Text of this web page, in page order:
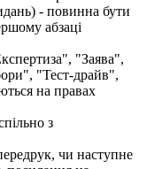
- повинна бути
абзаці
"Заява",
"Тест-драйв",
на правах
з
чи наступне